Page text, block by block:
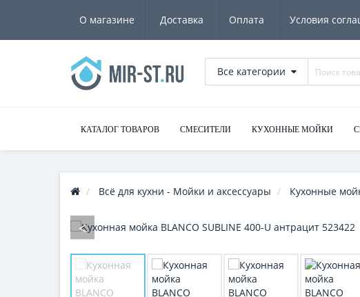
О магазине Доставка Оплата Условия
Все категории
КАТАЛОГ ТОВАРОВ СМЕСИТЕЛИ КУХОННЫЕ МОЙКИ
Всё для кухни - Мойки и аксессуары Кухонные